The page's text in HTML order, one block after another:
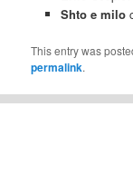
Shto e milo
This entry was
permalink.